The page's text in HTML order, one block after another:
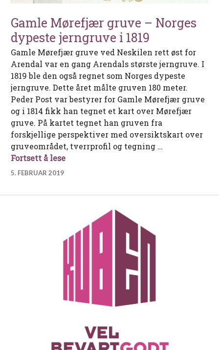
Gamle Mørefjær gruve – Norges
dypeste jerngruve i 1819
Gamle Mørefjær gruve ved Neskilen rett øst for
Arendal var en gang Arendals største jerngruve. I
1819 ble den også regnet som Norges dypeste
jerngruve. Dette året målte gruven 180 meter.
Peder Post var bestyrer for Gamle Mørefjær gruve
og i 1814 fikk han tegnet et kart over Mørefjær
gruve. På kartet tegnet han gruven fra
forskjellige perspektiver med oversiktskart over
gruveområdet, tverrprofil og tegning …
Fortsett å leseGamle Mørefjær gruve – Norges
5. FEBRUAR 2019